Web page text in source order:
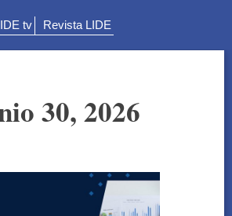
tv Revista LIDE
30, 2026